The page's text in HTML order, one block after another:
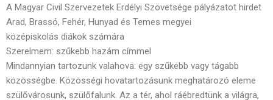
A Magyar Civil Szervezetek Erdélyi Szövetsége pályázatot hirdet
Arad, Brassó, Fehér, Hunyad és Temes megyei
középiskolás diákok számára
Szerelmem: szűkebb hazám címmel
Mindannyian tartozunk valahova: egy szűkebb vagy tágabb
közösségbe. Közösségi hovatartozásunk meghatározó eleme
szülővárosunk, szülőfalunk. Az a tér, ahol ráébredtünk a világra,